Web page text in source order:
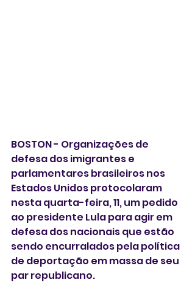
BOSTON - Organizações de
defesa dos imigrantes e
parlamentares brasileiros nos
Estados Unidos protocolaram
nesta quarta-feira, 11, um pedido
ao presidente Lula para agir em
defesa dos nacionais que estão
sendo encurralados pela política
de deportação em massa de seu
par republicano.